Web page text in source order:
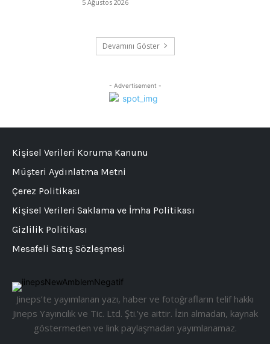
5 Ağustos 2026
Devamını Göster
- Advertisement -
Jineps’te yayımlanan yazı, haber ve fotoğrafların telif hakkı
Jineps Yayıncılık ve Tic. Ltd. Şti.’ye aittir. İzin almadan, kaynak
göstermeden ve link paylaşmadan yayımlanamaz.
Kişisel Verileri Koruma Kanunu
Müşteri Aydınlatma Metni
Çerez Politikası
Kişisel Verileri Saklama ve İmha Politikası
Gizlilik Politikası
Mesafeli Satış Sözleşmesi